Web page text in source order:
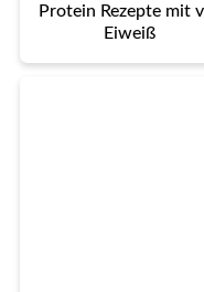
Protein Rezepte mit
Eiweiß